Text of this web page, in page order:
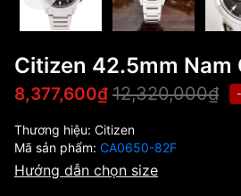
Citizen 42.5mm
8,377,600₫ 12,320,000₫
Thương hiệu: Citizen
Mã sản phẩm: CA0650-82F
Hướng dẫn chọn size